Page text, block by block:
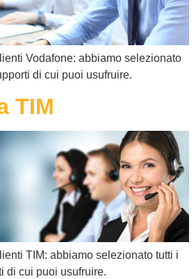
Vodafone: abbiamo selezionato
di cui puoi usufruire.
TIM
TIM: abbiamo selezionato tutti i
di cui puoi usufruire.